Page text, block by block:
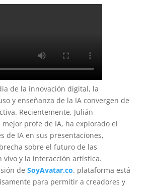
de la innovación digital, la
y enseñanza de la IA convergen de
Recientemente, Julián
mejor profe de IA, ha explorado el
de IA en sus presentaciones,
sobre el futuro de las
vivo y la interacción artística.
de SoyAvatar.co. plataforma está
para permitir a creadores y